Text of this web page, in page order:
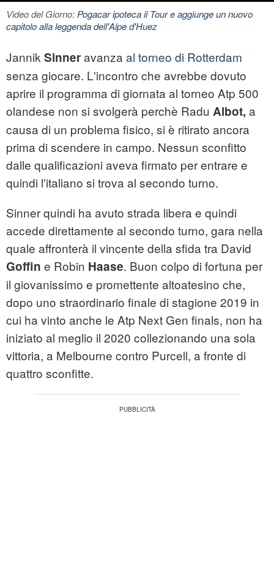
Video del Giorno:Pogacar ipoteca il Tour e aggiunge un nuovo
capitolo alla leggenda dell'Alpe d'Huez
Jannik Sinneravanza al torneo di Rotterdam
senza giocare. L'incontro che avrebbe dovuto
aprire il programma di giornata al torneo Atp 500
olandese non si svolgerà perchè Radu Albot, a
causa di un problema fisico, si è ritirato ancora
prima di scendere in campo. Nessun sconfitto
dalle qualificazioni aveva firmato per entrare e
quindi l'italiano si trova al secondo turno.
Sinner quindi ha avuto strada libera e quindi
accede direttamente al secondo turno, gara nella
quale affronterà il vincente della sfida tra David
Goffin e Robin Haase. Buon colpo di fortuna per
il giovanissimo e promettente altoatesino che,
dopo uno straordinario finale di stagione 2019 in
cui ha vinto anche le Atp Next Gen finals, non ha
iniziato al meglio il 2020 collezionando una sola
vittoria, a Melbourne contro Purcell, a fronte di
quattro sconfitte.